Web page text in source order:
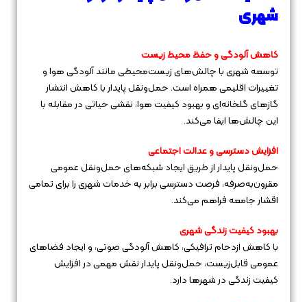
شهری
کاهش آلودگی و حفظ محیط زیست
توسعه شهری با چالش‌های زیست‌محیطی مانند آلودگی هوا و
تغییرات اقلیمی همراه است. حمل‌ونقل پایدار با کاهش انتشار
گازهای گلخانه‌ای و بهبود کیفیت هوا، نقشی حیاتی در مقابله با
این چالش‌ها ایفا می‌کند.
افزایش دسترسی و عدالت اجتماعی
حمل‌ونقل پایدار از طریق ایجاد شبکه‌های حمل‌ونقل عمومی
مقرون‌به‌صرفه، فرصت دسترسی برابر به خدمات شهری را برای تمامی
اقشار جامعه فراهم می‌کند.
بهبود کیفیت زندگی شهری
با کاهش ازدحام ترافیکی، کاهش آلودگی صوتی، و ایجاد فضاهای
عمومی قابل‌زیست، حمل‌ونقل پایدار نقش مهمی در افزایش
کیفیت زندگی در شهرها دارد.